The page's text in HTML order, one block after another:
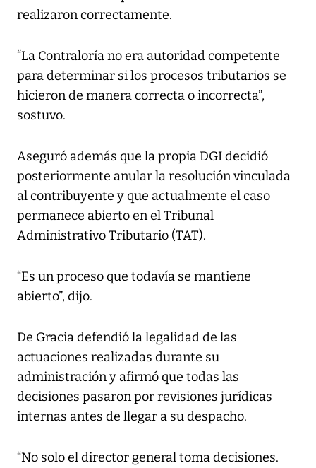
realizaron correctamente.
“La Contraloría no era autoridad competente
para determinar si los procesos tributarios se
hicieron de manera correcta o incorrecta”,
sostuvo.
Aseguró además que la propia DGI decidió
posteriormente anular la resolución vinculada
al contribuyente y que actualmente el caso
permanece abierto en el Tribunal
Administrativo Tributario (TAT).
“Es un proceso que todavía se mantiene
abierto”, dijo.
De Gracia defendió la legalidad de las
actuaciones realizadas durante su
administración y afirmó que todas las
decisiones pasaron por revisiones jurídicas
internas antes de llegar a su despacho.
“No solo el director general toma decisiones.